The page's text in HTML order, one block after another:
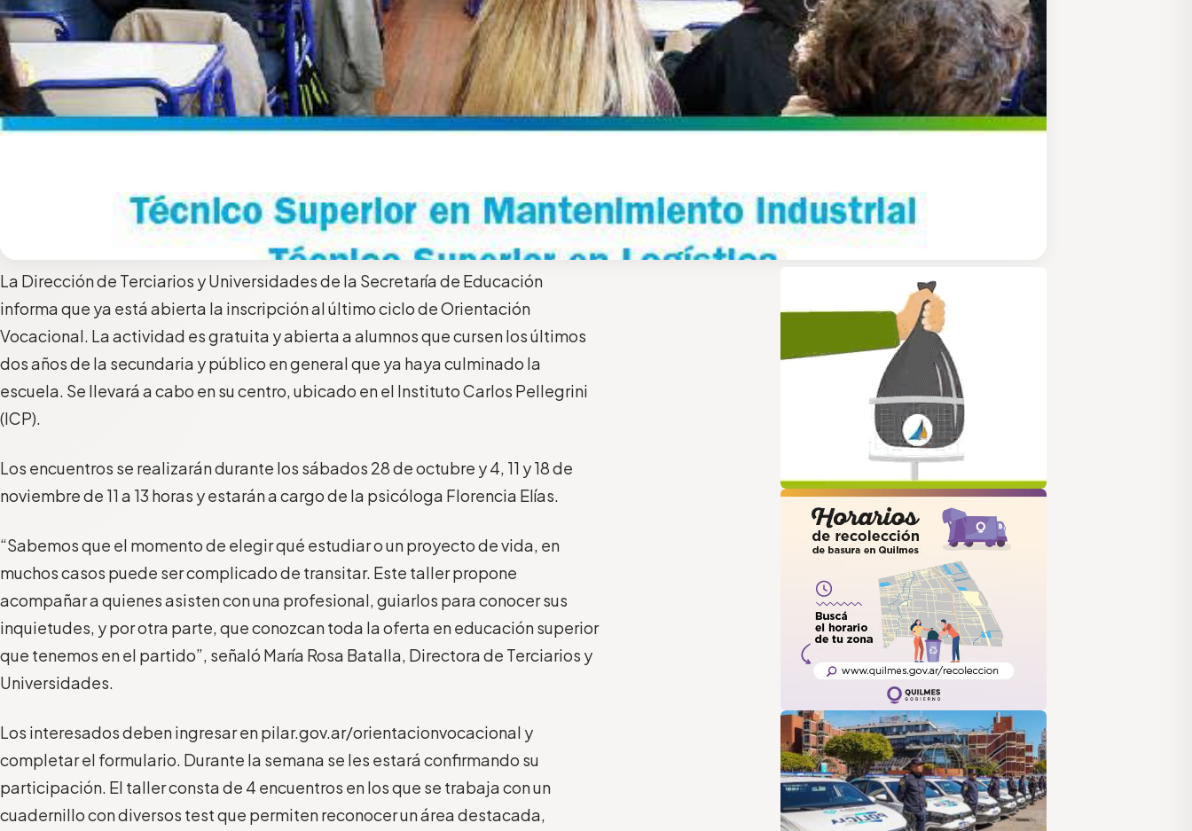
La Dirección de Terciarios y Universidades de la Secretaría de Educación
informa que ya está abierta la inscripción al último ciclo de Orientación
Vocacional. La actividad es gratuita y abierta a alumnos que cursen los últimos
dos años de la secundaria y público en general que ya haya culminado la
escuela. Se llevará a cabo en su centro, ubicado en el Instituto Carlos Pellegrini
(ICP).
Los encuentros se realizarán durante los sábados 28 de octubre y 4, 11 y 18 de
noviembre de 11 a 13 horas y estarán a cargo de la psicóloga Florencia Elías.
“Sabemos que el momento de elegir qué estudiar o un proyecto de vida, en
muchos casos puede ser complicado de transitar. Este taller propone
acompañar a quienes asisten con una profesional, guiarlos para conocer sus
inquietudes, y por otra parte, que conozcan toda la oferta en educación superior
que tenemos en el partido”, señaló María Rosa Batalla, Directora de Terciarios y
Universidades.
Los interesados deben ingresar en pilar.gov.ar/orientacionvocacional y
completar el formulario. Durante la semana se les estará confirmando su
participación. El taller consta de 4 encuentros en los que se trabaja con un
cuadernillo con diversos test que permiten reconocer un área destacada,
quilmes
LANUS